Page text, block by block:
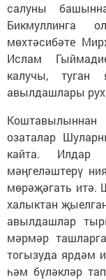
салуны
Бикмуллинга
мөхтәсибәте
Ислам
калучы, туган
авылдашлары
озаталар
кайта. Илдар
мәңгеләштерү
мөрәҗәгать итә.
халыктан
авылдашлар
мәрмәр
тогызуда ярдәм
һәм бүләкләр